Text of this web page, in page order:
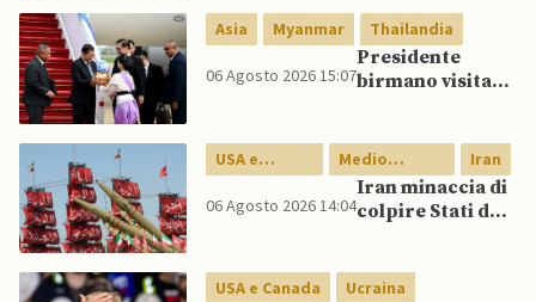
integrazione
milizie curde del
PKK
Asia Myanmar Thailandia
06 Agosto 2026 15:07
Presidente
birmano visita
Myanmar ad
ASEAN
USA e
Canada
Medio
Oriente
Iran
06 Agosto 2026 14:04
Iran minaccia di
colpire Stati del
USA e Canada Ucraina